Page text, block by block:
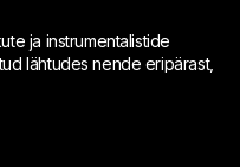
ja instrumentalistide
lähtudes nende eripärast,